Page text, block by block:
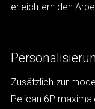
erleichtern den
Zusätzlich zur
Pelican 6P